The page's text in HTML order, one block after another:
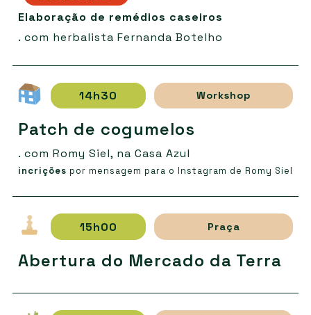
Elaboração de remédios caseiros
. com herbalista Fernanda Botelho
14h30 Workshop
Patch de cogumelos
. com Romy Siel, na Casa Azul
incrições por mensagem para o Instagram de Romy Siel
15h00 Praça
Abertura do Mercado da Terra